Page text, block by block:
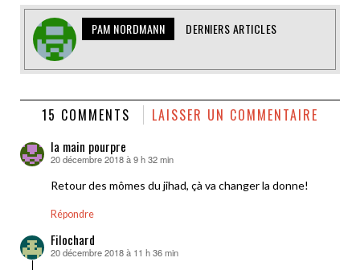
PAM NORDMANN DERNIERS ARTICLES
15 COMMENTS LAISSER UN COMMENTAIRE
la main pourpre
dit :
20 décembre 2018 à 9 h 32 min
Retour des mômes du jihad, çà va changer la donne!
Répondre
Filochard
dit :
20 décembre 2018 à 11 h 36 min